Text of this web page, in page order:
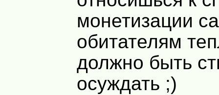
монетизации
обитателям
должно быть
осуждать ;)